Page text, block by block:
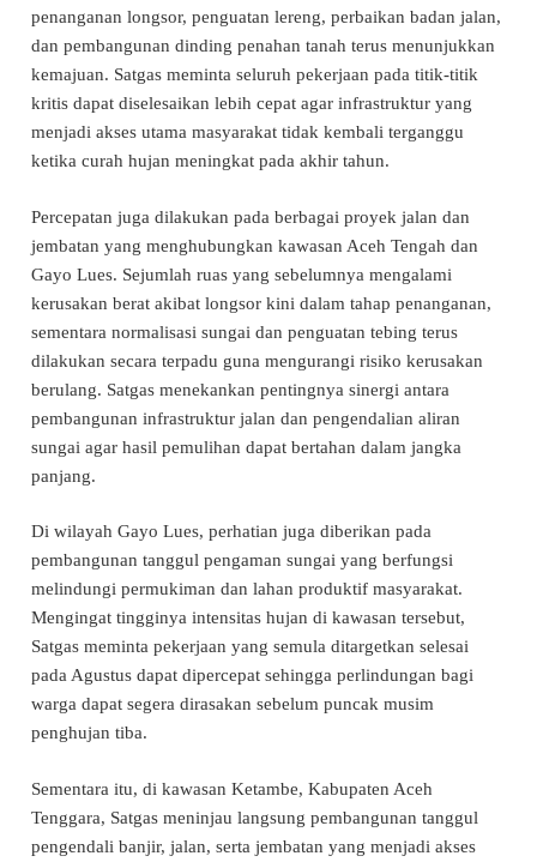
penanganan longsor, penguatan lereng, perbaikan badan jalan,
dan pembangunan dinding penahan tanah terus menunjukkan
kemajuan. Satgas meminta seluruh pekerjaan pada titik-titik
kritis dapat diselesaikan lebih cepat agar infrastruktur yang
menjadi akses utama masyarakat tidak kembali terganggu
ketika curah hujan meningkat pada akhir tahun.
Percepatan juga dilakukan pada berbagai proyek jalan dan
jembatan yang menghubungkan kawasan Aceh Tengah dan
Gayo Lues. Sejumlah ruas yang sebelumnya mengalami
kerusakan berat akibat longsor kini dalam tahap penanganan,
sementara normalisasi sungai dan penguatan tebing terus
dilakukan secara terpadu guna mengurangi risiko kerusakan
berulang. Satgas menekankan pentingnya sinergi antara
pembangunan infrastruktur jalan dan pengendalian aliran
sungai agar hasil pemulihan dapat bertahan dalam jangka
panjang.
Di wilayah Gayo Lues, perhatian juga diberikan pada
pembangunan tanggul pengaman sungai yang berfungsi
melindungi permukiman dan lahan produktif masyarakat.
Mengingat tingginya intensitas hujan di kawasan tersebut,
Satgas meminta pekerjaan yang semula ditargetkan selesai
pada Agustus dapat dipercepat sehingga perlindungan bagi
warga dapat segera dirasakan sebelum puncak musim
penghujan tiba.
Sementara itu, di kawasan Ketambe, Kabupaten Aceh
Tenggara, Satgas meninjau langsung pembangunan tanggul
pengendali banjir, jalan, serta jembatan yang menjadi akses